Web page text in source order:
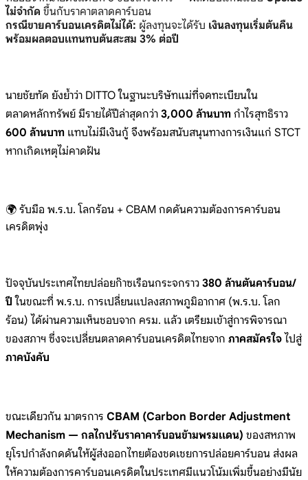
ไม่จำกัด ขึ้นกับราคาตลาดคาร์บอน
กรณีขายคาร์บอนเครดิตไม่ได้: ผู้ลงทุนจะได้รับ เงินลงทุนเริ่มต้นคืน
พร้อมผลตอบแทนทบต้นสะสม 3% ต่อปี
นายชัยทัด ยังย้ำว่า DITTO ในฐานะบริษัทแม่ที่จดทะเบียนใน
ตลาดหลักทรัพย์ มีรายได้ปีล่าสุดกว่า 3,000 ล้านบาท กำไรสุทธิราว
600 ล้านบาท แทบไม่มีเงินกู้ จึงพร้อมสนับสนุนทางการเงินแก่ STCT
หากเกิดเหตุไม่คาดฝัน
🌍 รับมือ พ.ร.บ. โลกร้อน + CBAM กดดันความต้องการคาร์บอน
เครดิตพุ่ง
ปัจจุบันประเทศไทยปล่อยก๊าซเรือนกระจกราว 380 ล้านตันคาร์บอน/
ปี ในขณะที่ พ.ร.บ. การเปลี่ยนแปลงสภาพภูมิอากาศ (พ.ร.บ. โลก
ร้อน) ได้ผ่านความเห็นชอบจาก ครม. แล้ว เตรียมเข้าสู่การพิจารณา
ของสภาฯ ซึ่งจะเปลี่ยนตลาดคาร์บอนเครดิตไทยจาก ภาคสมัครใจ ไปสู่
ภาคบังคับ
ขณะเดียวกัน มาตรการ CBAM (Carbon Border Adjustment
Mechanism — กลไกปรับราคาคาร์บอนข้ามพรมแดน) ของสหภาพ
ยุโรปกำลังกดดันให้ผู้ส่งออกไทยต้องชดเชยการปล่อยคาร์บอน ส่งผล
ให้ความต้องการคาร์บอนเครดิตในประเทศมีแนวโน้มเพิ่มขึ้นอย่างมีนัย